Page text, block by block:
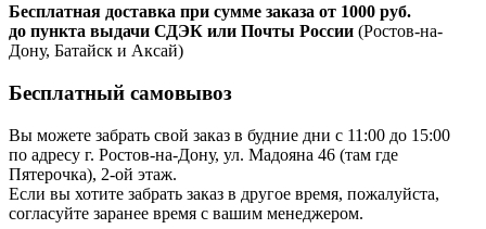
Бесплатная доставка при сумме заказа от 1000 руб.
до пункта выдачи СДЭК или Почты России (Ростов-на-
Дону, Батайск и Аксай)
Бесплатный самовывоз
Вы можете забрать свой заказ в будние дни с 11:00 до 15:00
по адресу г. Ростов-на-Дону, ул. Мадояна 46 (там где
Пятерочка), 2-ой этаж.
Если вы хотите забрать заказ в другое время, пожалуйста,
согласуйте заранее время с вашим менеджером.